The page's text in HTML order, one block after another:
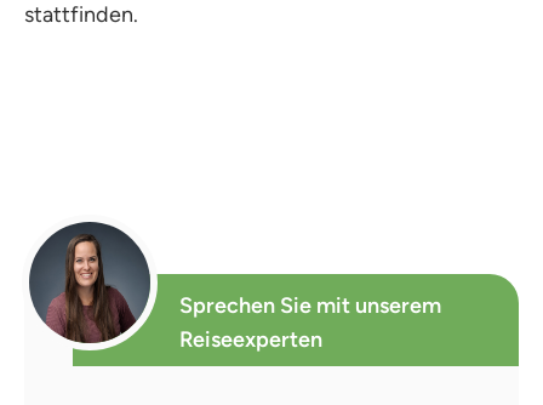
stattfinden.
Sprechen Sie mit unserem
Reiseexperten